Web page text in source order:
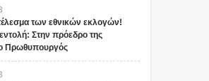
των εθνικών εκλογών!
Στην πρόεδρο της
Πρωθυπουργός